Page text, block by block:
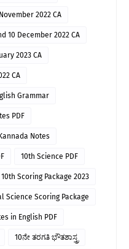
2022 CA
10 December 2022 CA
2023 CA
CA
Grammar
PDF
Notes
10th Science PDF
10th Scoring Package 2023
Science Scoring Package
in English PDF
10ನೇ ತರಗತಿ ಭೌತಶಾಸ್ತ್ರ